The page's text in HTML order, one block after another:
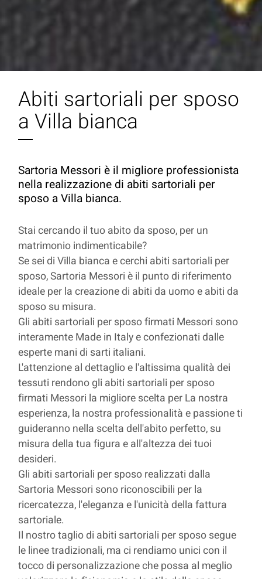
Abiti sartoriali per sposo
a Villa bianca
Sartoria Messori è il migliore professionista
nella realizzazione di abiti sartoriali per
sposo a Villa bianca.
Stai cercando il tuo abito da sposo, per un
matrimonio indimenticabile?
Se sei di Villa bianca e cerchi abiti sartoriali per
sposo, Sartoria Messori è il punto di riferimento
ideale per la creazione di abiti da uomo e abiti da
sposo su misura.
Gli abiti sartoriali per sposo firmati Messori sono
interamente Made in Italy e confezionati dalle
esperte mani di sarti italiani.
L'attenzione al dettaglio e l'altissima qualità dei
tessuti rendono gli abiti sartoriali per sposo
firmati Messori la migliore scelta per La nostra
esperienza, la nostra professionalità e passione ti
guideranno nella scelta dell'abito perfetto, su
misura della tua figura e all'altezza dei tuoi
desideri.
Gli abiti sartoriali per sposo realizzati dalla
Sartoria Messori sono riconoscibili per la
ricercatezza, l'eleganza e l'unicità della fattura
sartoriale.
Il nostro taglio di abiti sartoriali per sposo segue
le linee tradizionali, ma ci rendiamo unici con il
tocco di personalizzazione che possa al meglio